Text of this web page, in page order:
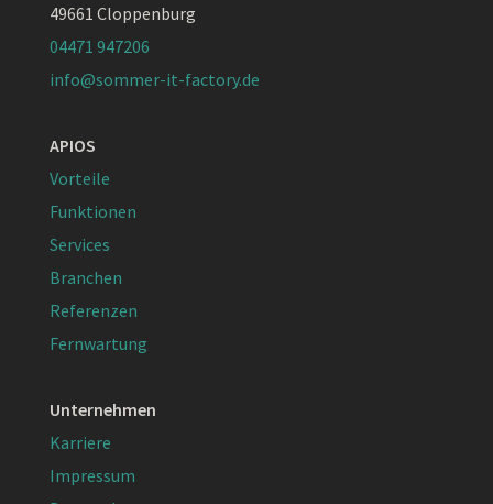
49661 Cloppenburg
04471 947206
info@sommer-it-factory.de
APIOS
Vorteile
Funktionen
Services
Branchen
Referenzen
Fernwartung
Unternehmen
Karriere
Impressum